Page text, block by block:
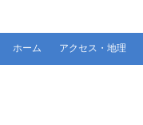
ホーム アクセス・地理